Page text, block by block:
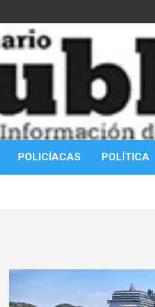
POLICÍACAS POLÍTICA